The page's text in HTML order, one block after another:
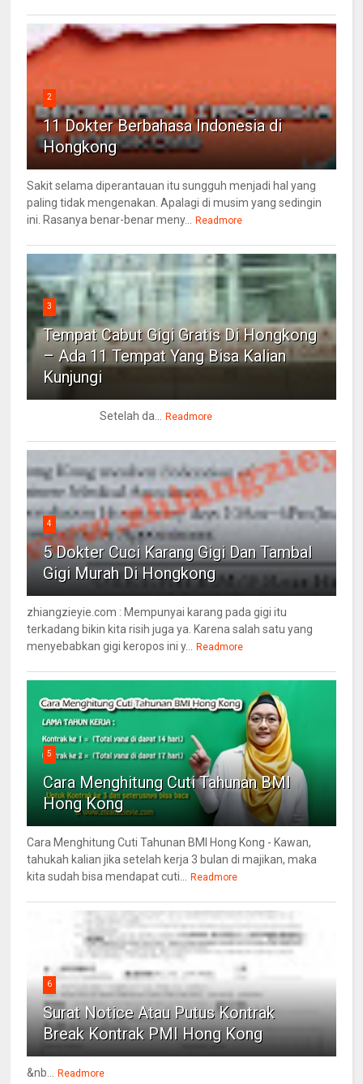
2
11 Dokter Berbahasa Indonesia di
Hongkong
Sakit selama diperantauan itu sungguh menjadi hal yang
paling tidak mengenakan. Apalagi di musim yang sedingin
ini. Rasanya benar-benar meny... Readmore
3
Tempat Cabut Gigi Gratis Di Hongkong
– Ada 11 Tempat Yang Bisa Kalian
Kunjungi
Setelah da... Readmore
4
5 Dokter Cuci Karang Gigi Dan Tambal
Gigi Murah Di Hongkong
zhiangzieyie.com : Mempunyai karang pada gigi itu
terkadang bikin kita risih juga ya. Karena salah satu yang
menyebabkan gigi keropos ini y... Readmore
5
Cara Menghitung Cuti Tahunan BMI
Hong Kong
Cara Menghitung Cuti Tahunan BMI Hong Kong - Kawan,
tahukah kalian jika setelah kerja 3 bulan di majikan, maka
kita sudah bisa mendapat cuti... Readmore
6
Surat Notice Atau Putus Kontrak
Break Kontrak PMI Hong Kong
&nb... Readmore